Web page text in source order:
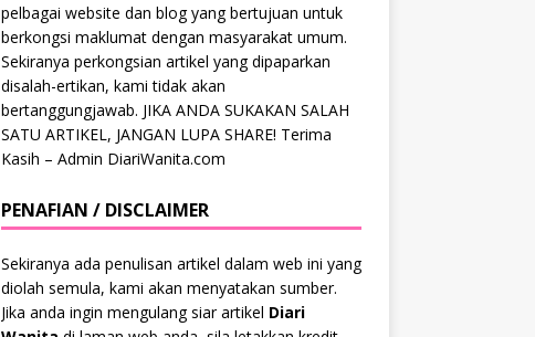
pelbagai website dan blog yang bertujuan untuk
berkongsi maklumat dengan masyarakat umum.
Sekiranya perkongsian artikel yang dipaparkan
disalah-ertikan, kami tidak akan
bertanggungjawab. JIKA ANDA SUKAKAN SALAH
SATU ARTIKEL, JANGAN LUPA SHARE! Terima
Kasih – Admin DiariWanita.com
PENAFIAN / DISCLAIMER
Sekiranya ada penulisan artikel dalam web ini yang
diolah semula, kami akan menyatakan sumber.
Jika anda ingin mengulang siar artikel Diari